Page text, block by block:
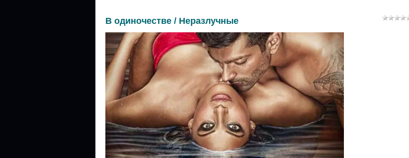
В одиночестве / Неразлучные